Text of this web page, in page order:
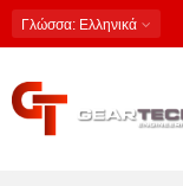
Γλώσσα: Ελληνικά